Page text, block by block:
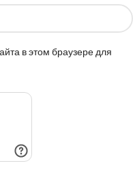
в этом браузере для